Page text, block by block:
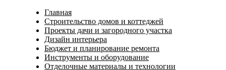
Главная
Строительство домов и коттеджей
Проекты дачи и загородного участка
Дизайн интерьера
Бюджет и планирование ремонта
Инструменты и оборудование
Отделочные материалы и технологии